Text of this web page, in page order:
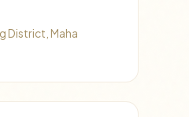
District, Maha